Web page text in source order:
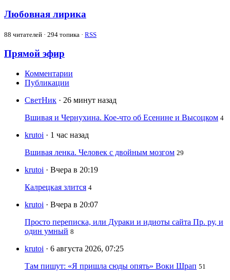
Любовная лирика
88 читателей · 294 топика · RSS
Прямой эфир
Комментарии
Публикации
СветНик · 26 минут назад
Вшивая и Чернухина. Кое-что об Есенине и Высоцком 4
krutoi · 1 час назад
Вшивая ленка. Человек с двойным мозгом 29
krutoi · Вчера в 20:19
Калрецкая злится 4
krutoi · Вчера в 20:07
Просто переписка, или Дураки и идиоты сайта Пр. ру, и
один умный 8
krutoi · 6 августа 2026, 07:25
Там пишут: «Я пришла сюды опять» Воки Шрап 51